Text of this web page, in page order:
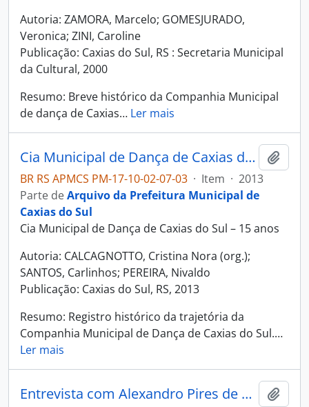
Autoria: ZAMORA, Marcelo; GOMESJURADO,
Veronica; ZINI, Caroline
Publicação: Caxias do Sul, RS : Secretaria Municipal
da Cultural, 2000
Resumo: Breve histórico da Companhia Municipal
de dança de Caxias… Ler mais
Cia Municipal de Dança de Caxias do Sul – 15 anos
BR RS APMCS PM-17-10-02-07-03 · Item · 2013
Parte deArquivo da Prefeitura Municipal de
Caxias do Sul
Cia Municipal de Dança de Caxias do Sul – 15 anos
Autoria: CALCAGNOTTO, Cristina Nora (org.);
SANTOS, Carlinhos; PEREIRA, Nivaldo
Publicação: Caxias do Sul, RS, 2013
Resumo: Registro histórico da trajetória da
Companhia Municipal de Dança de Caxias do Sul.…
Ler mais
Entrevista com Alexandro Pires de Souza